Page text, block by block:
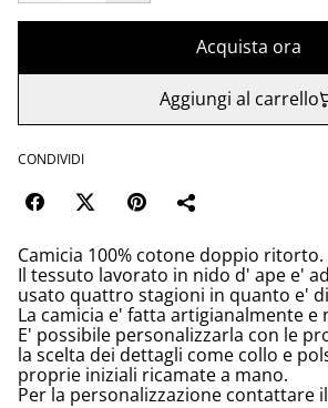
Acquista ora
Aggiungi al carrello
CONDIVIDI
Camicia 100% cotone doppio ritorto.
Il tessuto lavorato in nido d' ape e'
usato quattro stagioni in quanto e'
La camicia e' fatta artigianalmente e
E' possibile personalizzarla con le
la scelta dei dettagli come collo e
proprie iniziali ricamate a mano.
Per la personalizzazione contattare